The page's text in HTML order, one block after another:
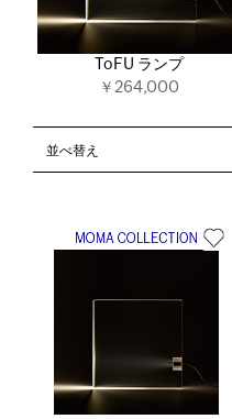
ToFU ランプ
￥264,000
並べ替え